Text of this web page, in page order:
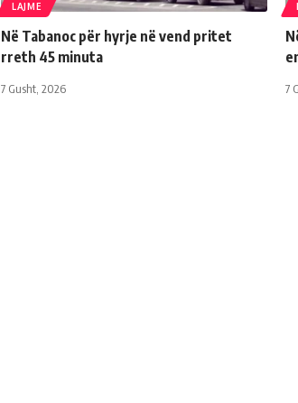
LAJME
Në Tabanoc për hyrje në vend pritet
rreth 45 minuta
7 Gusht, 2026 7